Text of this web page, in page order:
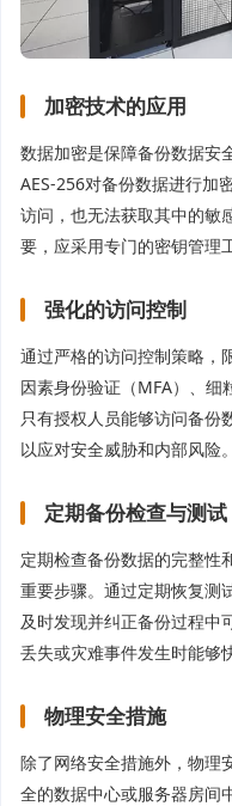
加密技术的应用
数据加密是保障备份数据安
AES-256对备份数据进行加
访问，也无法获取其中的敏
要，应采用专门的密钥管理
强化的访问控制
通过严格的访问控制策略，
因素身份验证（MFA）、细
只有授权人员能够访问备份
以应对安全威胁和内部风险。
定期备份检查与测试
定期检查备份数据的完整性
重要步骤。通过定期恢复测
及时发现并纠正备份过程中
丢失或灾难事件发生时能够
物理安全措施
除了网络安全措施外，物理
全的数据中心或服务器房间